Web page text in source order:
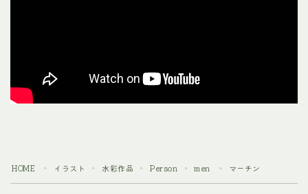
HOME ＞ イラスト ＞ 水彩作品 ＞ Person ＞ men ＞ マーチン